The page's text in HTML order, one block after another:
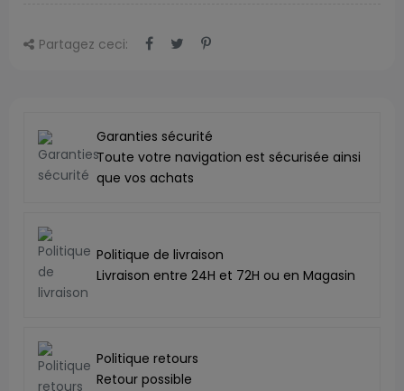
Partagez ceci:
Garanties sécurité
Toute votre navigation est sécurisée ainsi
que vos achats
Politique de livraison
Livraison entre 24H et 72H ou en Magasin
Politique retours
Retour possible